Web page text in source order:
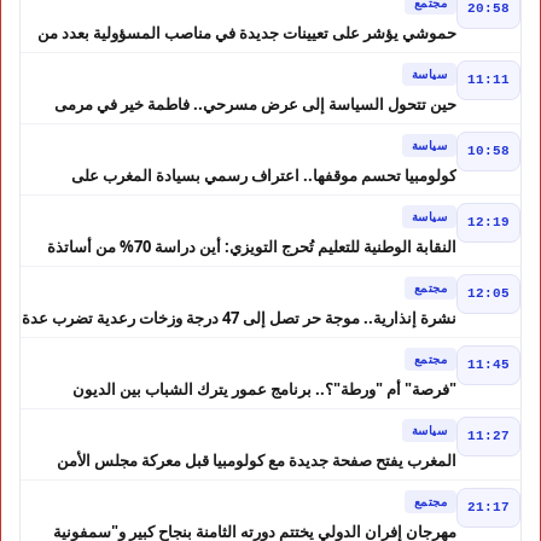
20:58
حموشي يؤشر على تعيينات جديدة في مناصب المسؤولية بعدد من
11:11 سياسة
حين تتحول السياسة إلى عرض مسرحي.. فاطمة خير في مرمى
10:58 سياسة
كولومبيا تحسم موقفها.. اعتراف رسمي بسيادة المغرب على
12:19 سياسة
النقابة الوطنية للتعليم تُحرج التويزي: أين دراسة 70% من أساتذة
12:05 مجتمع
نشرة إنذارية.. موجة حر تصل إلى 47 درجة وزخات رعدية تضرب عدة
11:45 مجتمع
"فرصة" أم "ورطة"؟.. برنامج عمور يترك الشباب بين الديون
11:27 سياسة
المغرب يفتح صفحة جديدة مع كولومبيا قبل معركة مجلس الأمن
21:17 مجتمع
مهرجان إفران الدولي يختتم دورته الثامنة بنجاح كبير و"سمفونية